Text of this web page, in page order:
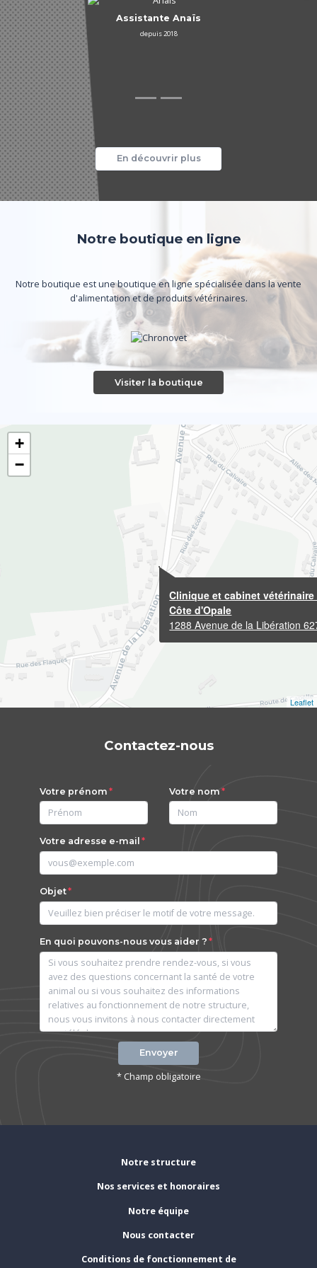
En découvrir plus
Notre boutique en ligne
Notre boutique est une boutique en ligne spécialisée dans la vente
d'alimentation et de produits vétérinaires.
Visiter la boutique
Clinique et cabinet vétérinaire
Côte d'Opale
1288 Avenue de la Libération
+
−
Leaflet
Contactez-nous
Votre prénom Votre nom
Votre adresse e-mail
Objet
En quoi pouvons-nous vous aider ?
Envoyer
* Champ obligatoire
Notre structure
Nos services et honoraires
Notre équipe
Nous contacter
Conditions de fonctionnement de